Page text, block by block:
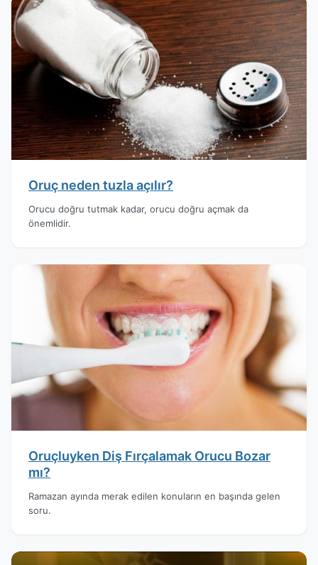
Oruç neden tuzla açılır?
Orucu doğru tutmak kadar, orucu doğru açmak da
önemlidir.
Oruçluyken Diş Fırçalamak Orucu Bozar
mı?
Ramazan ayında merak edilen konuların en başında gelen
soru.